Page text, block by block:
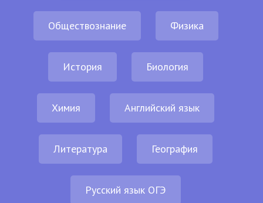
Обществознание Физика
История Биология
Химия Английский язык
Литература География
Русский язык ОГЭ